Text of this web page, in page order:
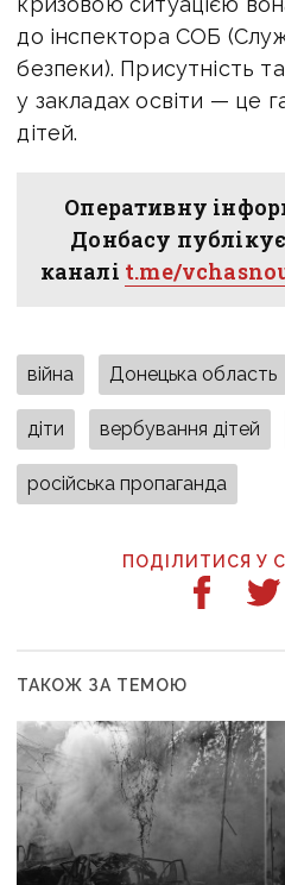
до інспектора СОБ
безпеки). Присутність
у закладах освіти — це
дітей.
Оперативну
Донбасу
каналі t.me/
війна Донецька область
діти вербування дітей
російська пропаганда
ПОДІЛИТИСЯ У
ТАКОЖ ЗА ТЕМОЮ